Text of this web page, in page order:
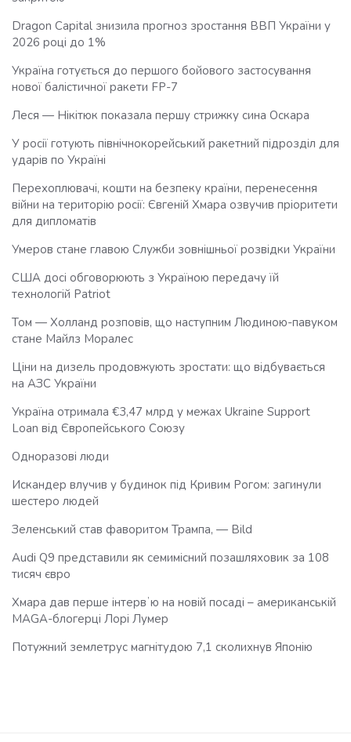
Dragon Capital знизила прогноз зростання ВВП України у
2026 році до 1%
Україна готується до першого бойового застосування
нової балістичної ракети FP-7
Леся — Нікітюк показала першу стрижку сина Оскара
У росії готують північнокорейський ракетний підрозділ для
ударів по Україні
Перехоплювачі, кошти на безпеку країни, перенесення
війни на територію росії: Євгеній Хмара озвучив пріоритети
для дипломатів
Умеров стане главою Служби зовнішньої розвідки України
США досі обговорюють з Україною передачу їй
технологій Patriot
Том — Холланд розповів, що наступним Людиною-павуком
стане Майлз Моралес
Ціни на дизель продовжують зростати: що відбувається
на АЗС України
Україна отримала €3,47 млрд у межах Ukraine Support
Loan від Європейського Союзу
Одноразові люди
Искандер влучив у будинок під Кривим Рогом: загинули
шестеро людей
Зеленський став фаворитом Трампа, — Bild
Audi Q9 представили як семимісний позашляховик за 108
тисяч євро
Хмара дав перше інтервʼю на новій посаді – американській
MAGA-блогерці Лорі Лумер
Потужний землетрус магнітудою 7,1 сколихнув Японію